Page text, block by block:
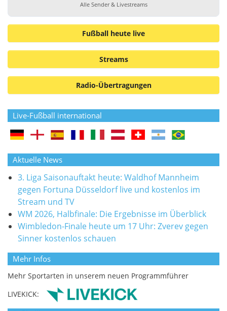
Alle Sender & Livestreams
Fußball heute live
Streams
Radio-Übertragungen
Live-Fußball international
Aktuelle News
3. Liga Saisonauftakt heute: Waldhof Mannheim
gegen Fortuna Düsseldorf live und kostenlos im
Stream und TV
WM 2026, Halbfinale: Die Ergebnisse im Überblick
Wimbledon-Finale heute um 17 Uhr: Zverev gegen
Sinner kostenlos schauen
Mehr Infos
Mehr Sportarten in unserem neuen Programmführer
LIVEKICK: